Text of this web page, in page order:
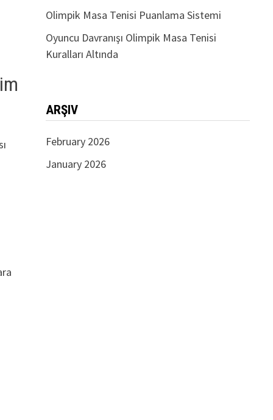
Olimpik Masa Tenisi Puanlama Sistemi
Oyuncu Davranışı Olimpik Masa Tenisi
Kuralları Altında
ARŞIV
February 2026
January 2026